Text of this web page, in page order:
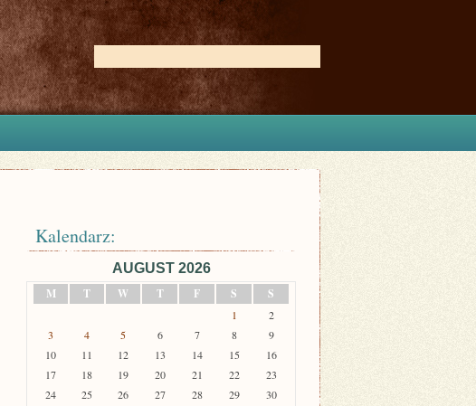
Kalendarz:
AUGUST 2026
M
T W T F S S
1
2
3
4 5 6 7 8
9
10
11 12 13 14 15
16
17
18 19 20 21 22
23
24
25 26 27 28 29
30